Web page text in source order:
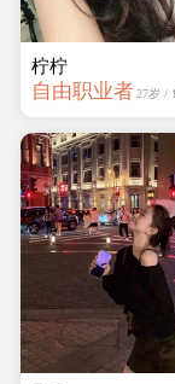
柠柠
自由职业者 27岁 /